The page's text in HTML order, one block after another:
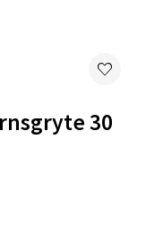
30
Oasen